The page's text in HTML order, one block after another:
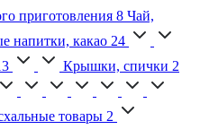
приготовления 8 Чай,
напитки, какао 24
Крышки, спички 2
товары 2